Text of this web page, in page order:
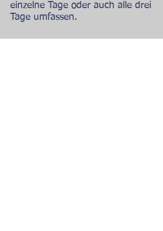
einzelne Tage oder auch alle drei
Tage umfassen.